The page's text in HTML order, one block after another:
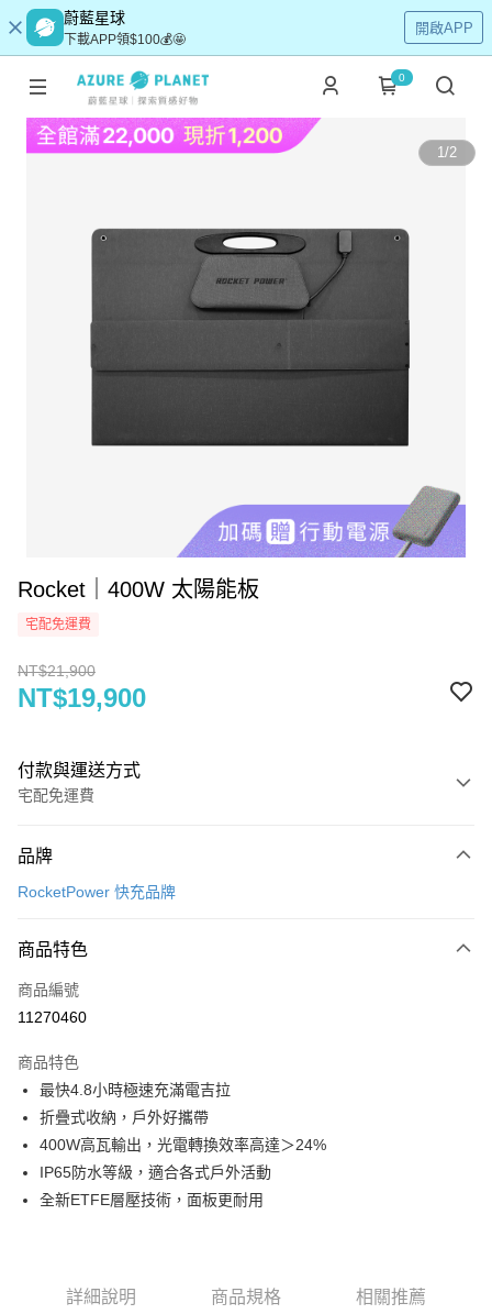
蔚藍星球
下載APP領$100💰🤩
開啟APP
0
1/2
Rocket｜400W 太陽能板
宅配免運費
NT$21,900
NT$19,900
付款與運送方式
宅配免運費
信用卡一次付款
3 期 0 利率 每期
合作金庫商業銀行
上海商業儲蓄銀行
臺灣中小企業銀行
匯豐（台灣）商業銀行
聯邦商業銀行
元大商業銀行
永豐商業銀行
玉山商業銀行
星展（台灣）商業銀行
台灣樂天信用卡公司
合作金庫商業銀行
上海商業儲蓄銀行
國泰世華商業銀行
匯豐（台灣）商業銀行
聯邦商業銀行
遠東國際商業銀行
元大商業銀行
永豐商業銀行
玉山商業銀行
LINE Pay
Apple Pay
街口支付
Google Pay
ATM付款
品牌
RocketPower 快充品牌
商品特色
商品編號
11270460
商品特色
最快4.8小時極速充滿電吉拉
折疊式收納，戶外好攜帶
400W高瓦輸出，光電轉換效率高達＞24%
IP65防水等級，適合各式戶外活動
全新ETFE層壓技術，面板更耐用
詳細說明 商品規格 相關推薦